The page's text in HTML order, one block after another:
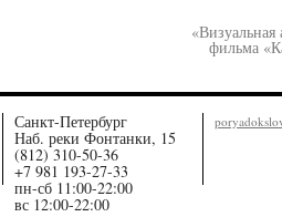
фильма
Санкт-Петербург
Наб. реки Фонтанки, 15
(812) 310-50-36
+7 981 193-27-33
пн-сб 11:00-22:00
вс 12:00-22:00